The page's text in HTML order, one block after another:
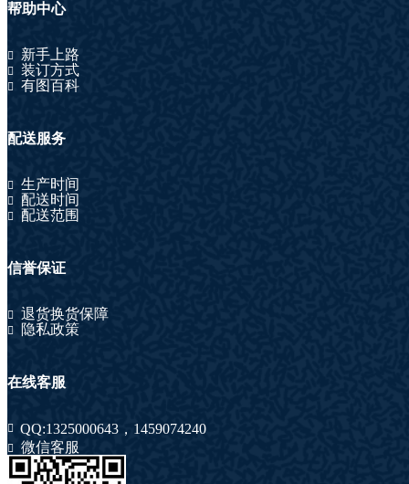
帮助中心
新手上路
装订方式
有图百科
配送服务
生产时间
配送时间
配送范围
信誉保证
退货换货保障
隐私政策
在线客服
QQ:1325000643 ， 1459074240
微信客服